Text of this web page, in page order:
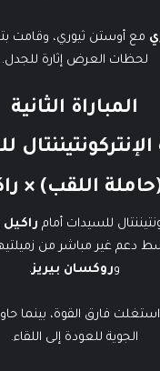
مع أوستن ثيوري، وقامت
لحظات العرض إثارة للجدل.
المباراة الثانية
اللقب) ×
للسيدات أمام راكيل
دعم غير مباشر من
وروكسان بيريز.
فارق القوة، بينما
الجوية للعودة إلى اللقاء.